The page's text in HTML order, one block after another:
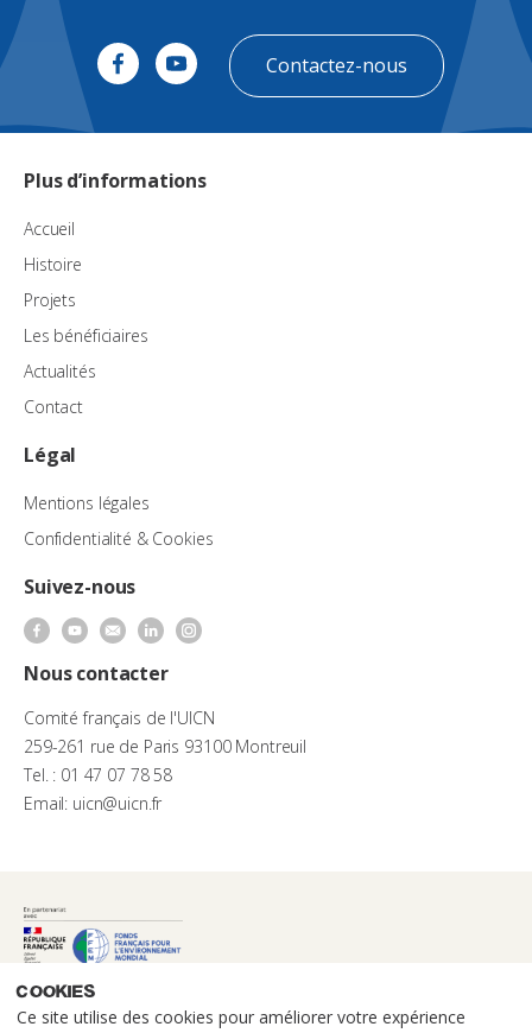
Cookies
Ce site utilise des cookies pour améliorer votre expérience
Contactez-nous
Plus d’informations
Accueil
Histoire
Projets
Les bénéficiaires
Actualités
Contact
Légal
Mentions légales
Confidentialité & Cookies
Suivez-nous
Nous contacter
Comité français de l'UICN
259-261 rue de Paris 93100 Montreuil
Tel. : 01 47 07 78 58
Email: uicn@uicn.fr